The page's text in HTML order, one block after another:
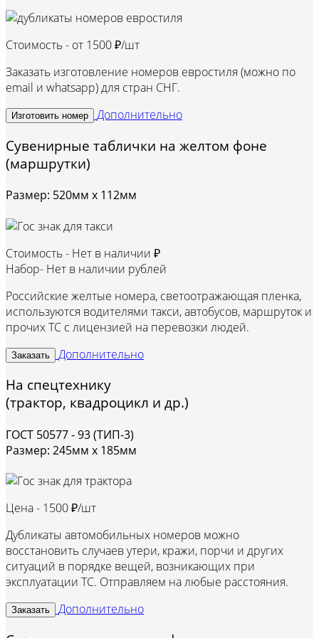
Стоимость - от 1500 ₽/шт
Заказать изготовление номеров евростиля (можно по
email и whatsapp) для стран СНГ.
Изготовить номер Дополнительно
Сувенирные таблички на желтом фоне
(маршрутки)
Размер: 520мм х 112мм
Стоимость - Нет в наличии ₽
Набор- Нет в наличии рублей
Российские желтые номера, светоотражающая пленка,
используются водителями такси, автобусов, маршруток и
прочих ТС с лицензией на перевозки людей.
Заказать Дополнительно
На спецтехнику
(трактор, квадроцикл и др.)
ГОСТ 50577 - 93 (ТИП-3)
Размер: 245мм х 185мм
Цена - 1500 ₽/шт
Дубликаты автомобильных номеров можно
восстановить случаев утери, кражи, порчи и других
ситуаций в порядке вещей, возникающих при
эксплуатации ТС. Отправляем на любые расстояния.
Заказать Дополнительно